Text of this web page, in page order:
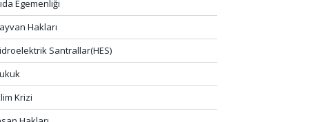
Egemenliği
Hakları
Santrallar(HES)
Krizi